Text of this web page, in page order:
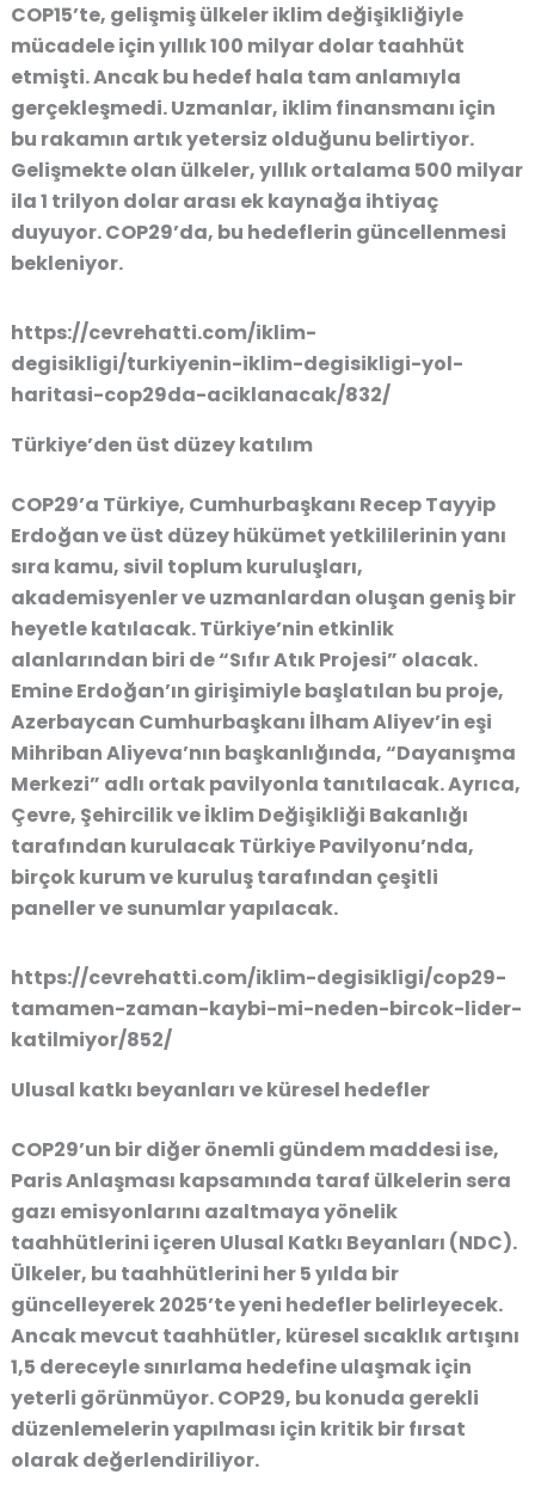
COP15’te, gelişmiş ülkeler iklim değişikliğiyle
mücadele için yıllık 100 milyar dolar taahhüt
etmişti. Ancak bu hedef hala tam anlamıyla
gerçekleşmedi. Uzmanlar, iklim finansmanı için
bu rakamın artık yetersiz olduğunu belirtiyor.
Gelişmekte olan ülkeler, yıllık ortalama 500 milyar
ila 1 trilyon dolar arası ek kaynağa ihtiyaç
duyuyor. COP29’da, bu hedeflerin güncellenmesi
bekleniyor.
https://cevrehatti.com/iklim-
degisikligi/turkiyenin-iklim-degisikligi-yol-
haritasi-cop29da-aciklanacak/832/
Türkiye’den üst düzey katılım
COP29’a Türkiye, Cumhurbaşkanı Recep Tayyip
Erdoğan ve üst düzey hükümet yetkililerinin yanı
sıra kamu, sivil toplum kuruluşları,
akademisyenler ve uzmanlardan oluşan geniş bir
heyetle katılacak. Türkiye’nin etkinlik
alanlarından biri de “Sıfır Atık Projesi” olacak.
Emine Erdoğan’ın girişimiyle başlatılan bu proje,
Azerbaycan Cumhurbaşkanı İlham Aliyev’in eşi
Mihriban Aliyeva’nın başkanlığında, “Dayanışma
Merkezi” adlı ortak pavilyonla tanıtılacak. Ayrıca,
Çevre, Şehircilik ve İklim Değişikliği Bakanlığı
tarafından kurulacak Türkiye Pavilyonu’nda,
birçok kurum ve kuruluş tarafından çeşitli
paneller ve sunumlar yapılacak.
https://cevrehatti.com/iklim-degisikligi/cop29-
tamamen-zaman-kaybi-mi-neden-bircok-lider-
katilmiyor/852/
Ulusal katkı beyanları ve küresel hedefler
COP29’un bir diğer önemli gündem maddesi ise,
Paris Anlaşması kapsamında taraf ülkelerin sera
gazı emisyonlarını azaltmaya yönelik
taahhütlerini içeren Ulusal Katkı Beyanları (NDC).
Ülkeler, bu taahhütlerini her 5 yılda bir
güncelleyerek 2025’te yeni hedefler belirleyecek.
Ancak mevcut taahhütler, küresel sıcaklık artışını
1,5 dereceyle sınırlama hedefine ulaşmak için
yeterli görünmüyor. COP29, bu konuda gerekli
düzenlemelerin yapılması için kritik bir fırsat
olarak değerlendiriliyor.